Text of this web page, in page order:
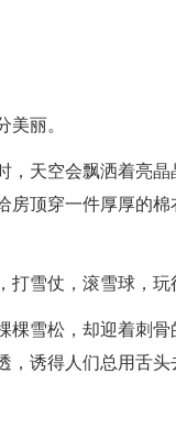
丽。
天空会飘洒着亮
房顶穿一件厚厚的
雪仗，滚雪球，玩
雪松，却迎着刺
诱得人们总用舌